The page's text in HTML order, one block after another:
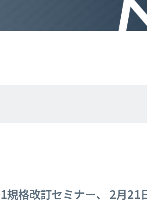
格改訂セミナー、 2月21